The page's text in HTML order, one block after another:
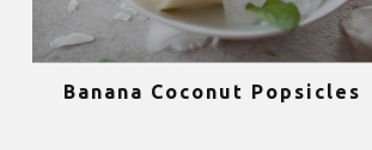
Banana Coconut Popsicles